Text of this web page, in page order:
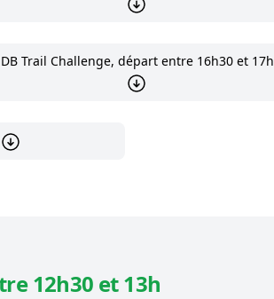
Trail Challenge, départ entre 16h30 et 17h
12h30 et 13h